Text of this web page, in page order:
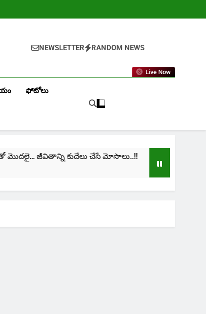
NEWSLETTER RANDOM NEWS
Live Now
ఫోటోలు
జీవితాన్ని కుదేలు చేసే మోసాలు..!!